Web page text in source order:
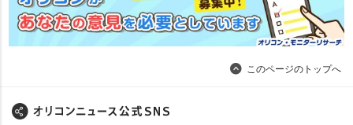
このページのトップへ